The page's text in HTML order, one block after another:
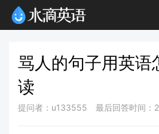
骂人的句子用英语
读
提问者：u133555 最后回答时间